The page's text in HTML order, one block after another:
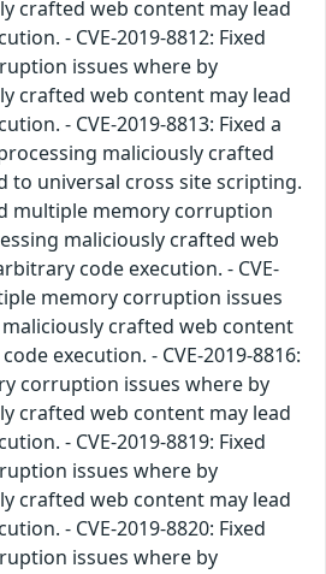
crafted web content may lead
- CVE-2019-8812: Fixed
issues where by
crafted web content may lead
- CVE-2019-8813: Fixed a
maliciously crafted
to universal cross site scripting.
multiple memory corruption
maliciously crafted web
code execution. - CVE-
memory corruption issues
crafted web content
execution. - CVE-2019-8816:
corruption issues where by
crafted web content may lead
- CVE-2019-8819: Fixed
issues where by
crafted web content may lead
- CVE-2019-8820: Fixed
issues where by